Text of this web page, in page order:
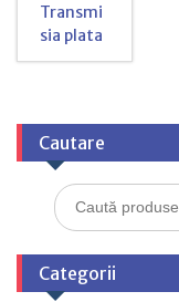
Transmi
sia plata
Cautare
Caută
după:
Categorii